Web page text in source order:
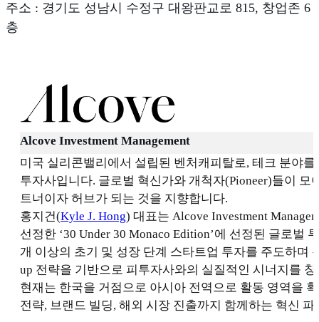
주소 : 경기도 성남시 수정구 대왕판교로 815, 창업존 6
층
Alcove Investment Management
미국 실리콘밸리에서 설립된 벤처캐피탈로, 테크 분야
투자사입니다. 글로벌 혁신가와 개척자(Pioneer)들이
트너이자 허브가 되는 것을 지향합니다.
홍지건(Kyle J. Hong) 대표는 Alcove Investment
선정한 ‘30 Under 30 Monaco Edition’에 선정된 글로벌
개 이상의 초기 및 성장 단계 스타트업 투자를 주도하며
up 전략을 기반으로 피투자사와의 실질적인 시너지를
현재는 한국을 거점으로 아시아 전역으로 활동 영역을
전략, 브랜드 빌딩, 해외 시장 진출까지 함께하는 혁신